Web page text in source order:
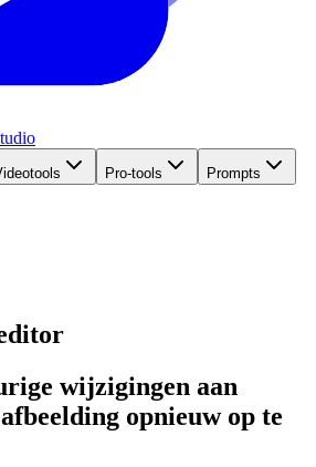
Pro-tools Prompts
wijzigingen aan
opnieuw op te